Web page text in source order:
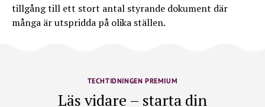
tillgång till ett stort antal styrande dokument där
många är utspridda på olika ställen.
TECHTIDNINGEN PREMIUM
Läs vidare – starta din